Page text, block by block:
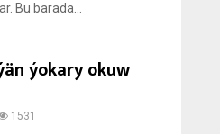
Bu barada...
ýokary okuw
1531